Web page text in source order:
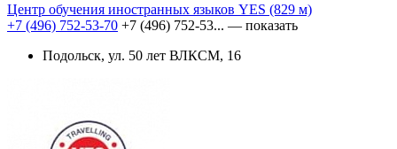
Центр обучения иностранных языков YES (829 м)
+7 (496) 752-53-70 +7 (496) 752-53... — показать
Подольск, ул. 50 лет ВЛКСМ, 16